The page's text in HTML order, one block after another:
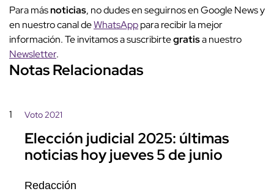
Para másnoticias, no dudes en seguirnos en Google News y
en nuestro canal deWhatsApppara recibir la mejor
información. Te invitamos a suscribirtegratisa nuestro
Newsletter.
Notas Relacionadas
1 Voto 2021
Elección judicial 2025: últimas
noticias hoy jueves 5 de junio
Redacción